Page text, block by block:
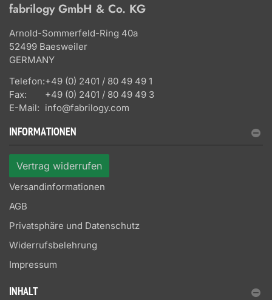
fabrilogy GmbH & Co. KG
Arnold-Sommerfeld-Ring 40a
52499 Baesweiler
GERMANY
Telefon:+49 (0) 2401 / 80 49 49 1
Fax:
+49 (0) 2401 / 80 49 49 3
E-Mail: info@fabrilogy.com
INFORMATIONEN
Vertrag widerrufen
Versandinformationen
AGB
Privatsphäre und Datenschutz
Widerrufsbelehrung
Impressum
INHALT